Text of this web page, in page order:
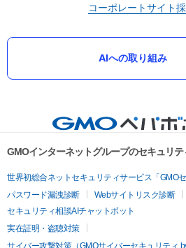
コーポレートサイト
AIへの取り組み
GMOインターネットグループのセキュリ
世界初総合ネットセキュリティサービス「GMOセ
パスワード漏洩診断
Webサイトリスク診断
セキュリティ相談AIチャットボット
実在証明・盗聴対策
サイバー攻撃対策（GMOサイバーセキュリティ